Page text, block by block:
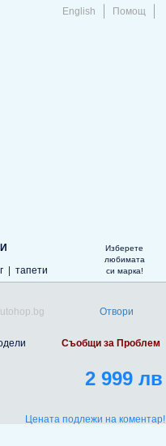
English Помощ
тапети
Изберете
любимата
си марка!
Отвори
Съобщи за Проблем
2 999 лв
Цената подлежи на коментар!